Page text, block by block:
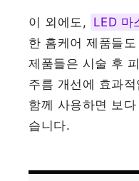
이 외에도, LED 마
한 홈케어 제품들
제품들은 시술 후
주름 개선에 효과
함께 사용하면 보
습니다.